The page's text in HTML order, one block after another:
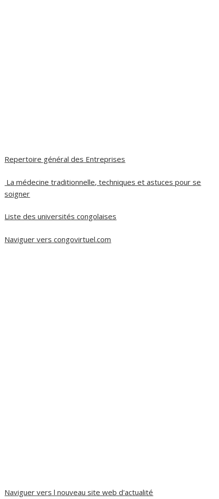
Repertoire général des Entreprises
La médecine traditionnelle, techniques et astuces pour se
soigner
Liste des universités congolaises
Naviguer vers congovirtuel.com
Naviguer vers l nouveau site web d'actualité